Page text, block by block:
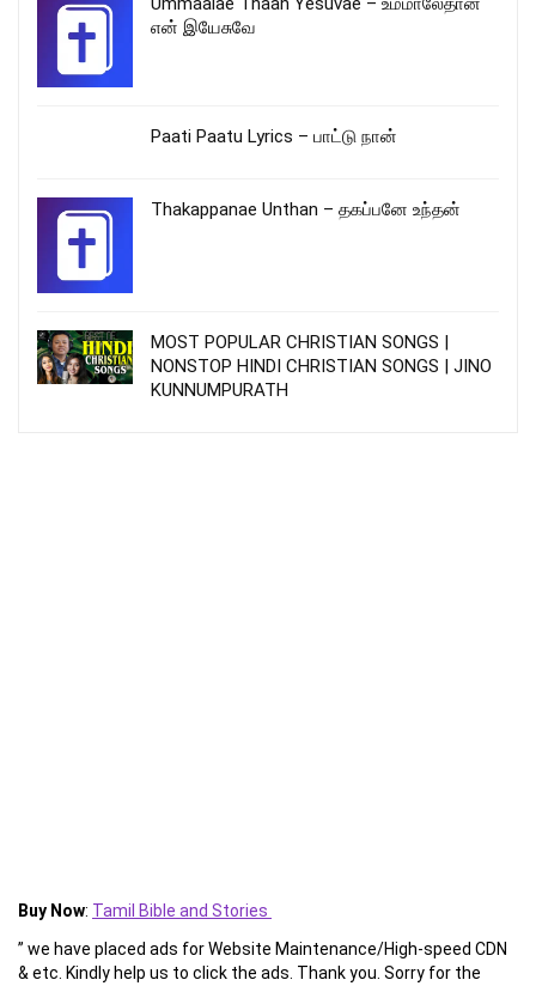
என் இயேசுவே
Paati Paatu Lyrics – பாட்டு நான்
Thakappanae Unthan – தகப்பனே உந்தன்
MOST POPULAR CHRISTIAN SONGS |
NONSTOP HINDI CHRISTIAN SONGS | JINO
KUNNUMPURATH
Buy Now: Tamil Bible and Stories
” we have placed ads for Website Maintenance/High-speed CDN
& etc. Kindly help us to click the ads. Thank you. Sorry for the